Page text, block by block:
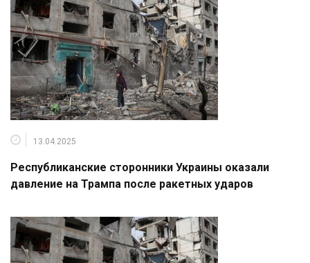
13.04.2025
Республиканские сторонники Украины оказали
давление на Трампа после ракетных ударов